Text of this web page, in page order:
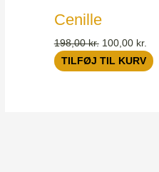
Cenille
198,00kr. 100,00 kr.
TILFØJ TIL KURV